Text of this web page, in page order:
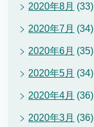
2020年8月 (33)
2020年7月 (34)
2020年6月 (35)
2020年5月 (34)
2020年4月 (36)
2020年3月 (36)